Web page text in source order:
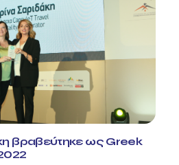
βραβεύτηκε ως Greek